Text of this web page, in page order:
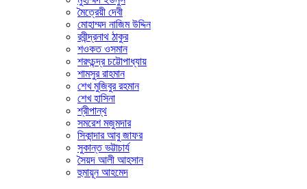
মৈত্রেয়ী দেবী
মোহাম্মদ নাজিম উদ্দিন
রবীন্দ্রনাথ ঠাকুর
শওকত ওসমান
শরৎচন্দ্র চট্টোপাধ্যায়
শামসুর রাহমান
শেখ মুজিবুর রহমান
শেখ হাসিনা
শ্রীপান্থ
সমরেশ মজুমদার
সিকান্দার আবু জাফর
সুকান্ত ভট্টাচার্য
সৈয়দ আলী আহসান
হুমায়ূন আহমেদ